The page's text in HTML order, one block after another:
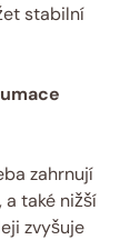
stabilní
zahrnují
a také nižší
zvyšuje